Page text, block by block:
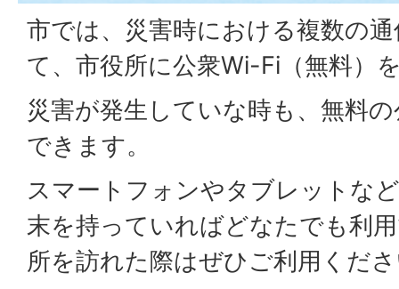
市では、災害時における複数の
て、市役所に公衆Wi-Fi（無料）
災害が発生していな時も、無料
できます。
スマートフォンやタブレットな
末を持っていればどなたでも利
所を訪れた際はぜひご利用くだ